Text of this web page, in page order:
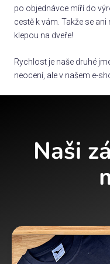
po objednávce míří do
cestě k vám. Takže se
klepou na dveře!
Rychlost je naše druhé
neocení, ale v našem e-
Naši